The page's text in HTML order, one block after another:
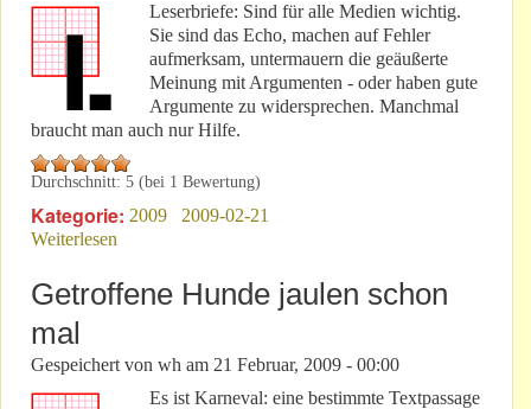
Leserbriefe: Sind für alle Medien wichtig.
Sie sind das Echo, machen auf Fehler
aufmerksam, untermauern die geäußerte
Meinung mit Argumenten - oder haben gute
Argumente zu widersprechen. Manchmal
braucht man auch nur Hilfe.
Durchschnitt: 5 (bei 1 Bewertung)
Kategorie: 2009
2009-02-21
Weiterlesen
Getroffene Hunde jaulen schon
mal
Gespeichert von wh am 21 Februar, 2009 - 00:00
Es ist Karneval: eine bestimmte Textpassage